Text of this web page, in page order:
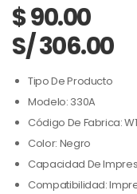
$90.00
S/ 306.00
Tipo De Producto
Modelo: 330A
Código De Fabrica:
Color: Negro
Capacidad De
Compatibilidad: